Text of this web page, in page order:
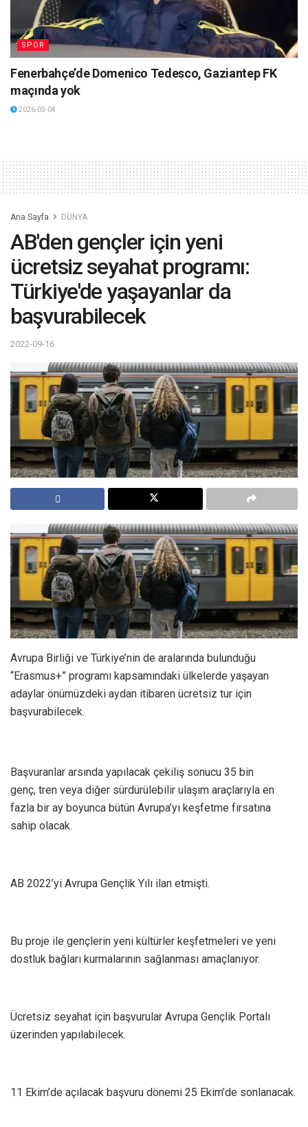
SPOR
Fenerbahçe’de Domenico Tedesco, Gaziantep FK
maçında yok
2026-03-04
Ana Sayfa DÜNYA
AB'den gençler için yeni
ücretsiz seyahat programı:
Türkiye'de yaşayanlar da
başvurabilecek
2022-09-16
Avrupa Birliği ve Türkiye’nin de aralarında bulunduğu
“Erasmus+” programı kapsamındaki ülkelerde yaşayan
adaylar önümüzdeki aydan itibaren ücretsiz tur için
başvurabilecek.
Başvuranlar arsında yapılacak çekiliş sonucu 35 bin
genç, tren veya diğer sürdürülebilir ulaşım araçlarıyla en
fazla bir ay boyunca bütün Avrupa’yı keşfetme fırsatına
sahip olacak.
AB 2022’yi Avrupa Gençlik Yılı ilan etmişti.
Bu proje ile gençlerin yeni kültürler keşfetmeleri ve yeni
dostluk bağları kurmalarının sağlanması amaçlanıyor.
Ücretsiz seyahat için başvurular Avrupa Gençlik Portalı
üzerinden yapılabilecek.
11 Ekim’de açılacak başvuru dönemi 25 Ekim’de sonlanacak.